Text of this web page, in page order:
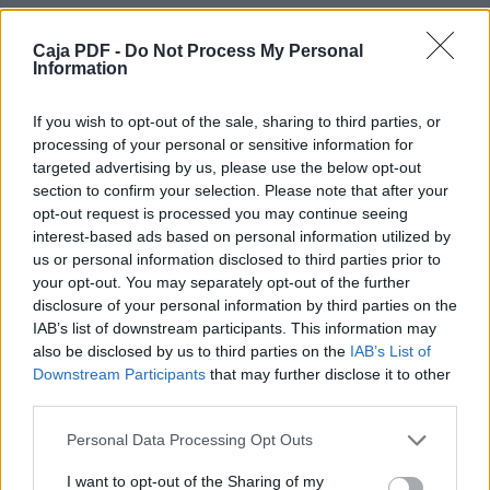
Caja PDF - Do Not Process My Personal
Information
If you wish to opt-out of the sale, sharing to third parties, or
processing of your personal or sensitive information for
targeted advertising by us, please use the below opt-out
section to confirm your selection. Please note that after your
opt-out request is processed you may continue seeing
interest-based ads based on personal information utilized by
us or personal information disclosed to third parties prior to
your opt-out. You may separately opt-out of the further
disclosure of your personal information by third parties on the
IAB’s list of downstream participants. This information may
also be disclosed by us to third parties on the IAB’s List of
Downstream Participants that may further disclose it to other
Personal Data Processing Opt Outs
I want to opt-out of the Sharing of my
NO
En caso afirmativo indique cual: .........................
Marque con un aspa y cumplimente las casillas que
situación actual:
Trabajador ocupado. Consignar Código (1):
Datos del centro de trabajo:
Empresa con más de 250 trabajadores: SÍ
NO
Sector/Convenio: ......................................................................
Razón Social:
.........................................….
Nº. de Inscripción en la Seguridad Social:
………………………………….................
Domicilio del Centro de Trabajo:
Localidad: ..................................................................... C.P.:
Trabajador desempleado.
NO
Descargar el documento (PDF)
Solicitud ocupados (General).pdf (PDF, 319 KB)
Descargar
Comparte el documento